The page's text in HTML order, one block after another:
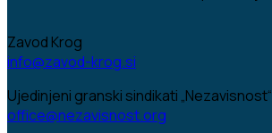
Zavod Krog
info@zavod-krog.si
Ujedinjeni granski sindikati „Nezavisnost“
office@nezavisnost.org